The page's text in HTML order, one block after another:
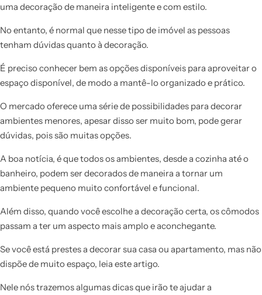
uma decoração de maneira inteligente e com estilo.
No entanto, é normal que nesse tipo de imóvel as pessoas
tenham dúvidas quanto à decoração.
É preciso conhecer bem as opções disponíveis para aproveitar o
espaço disponível, de modo a mantê-lo organizado e prático.
O mercado oferece uma série de possibilidades para decorar
ambientes menores, apesar disso ser muito bom, pode gerar
dúvidas, pois são muitas opções.
A boa notícia, é que todos os ambientes, desde a cozinha até o
banheiro, podem ser decorados de maneira a tornar um
ambiente pequeno muito confortável e funcional.
Além disso, quando você escolhe a decoração certa, os cômodos
passam a ter um aspecto mais amplo e aconchegante.
Se você está prestes a decorar sua casa ou apartamento, mas não
dispõe de muito espaço, leia este artigo.
Nele nós trazemos algumas dicas que irão te ajudar a